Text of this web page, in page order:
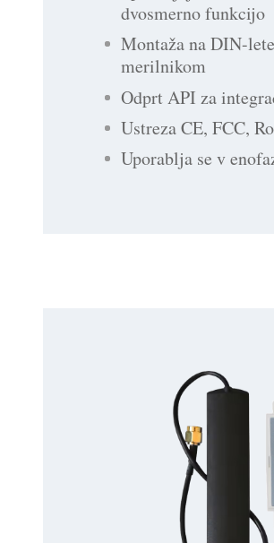
dvosmerno funkcijo
Montaža na DIN-
merilnikom
Odprt API za
Ustreza CE, FCC,
Uporablja se v